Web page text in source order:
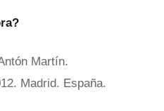
Martín.
Madrid. España.